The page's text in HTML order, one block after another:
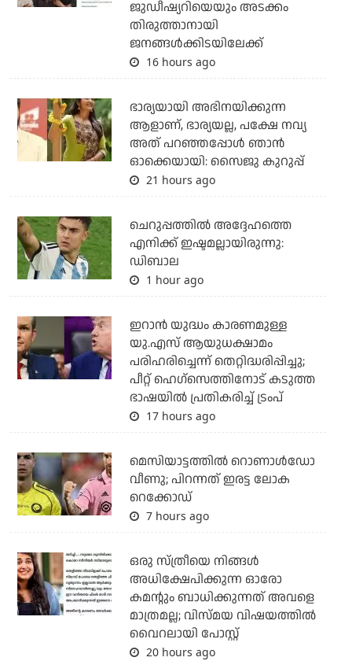
ജുഡീഷ്യറിയെയും അടക്കം
തിരുത്താനായി
ജനങ്ങള്‍ക്കിടയിലേക്ക്
16 hours ago
ഭാര്യയായി അഭിനയിക്കുന്ന
ആളാണ്, ഭാര്യയല്ല, പക്ഷേ നവ്യ
അത് പറഞ്ഞപ്പോള്‍ ഞാന്‍
ഓക്കെയായി: സൈജു കുറുപ്പ്
21 hours ago
ചെറുപ്പത്തില്‍ അദ്ദേഹത്തെ
എനിക്ക് ഇഷ്ടമല്ലായിരുന്നു:
ഡിബാല
1 hour ago
ഇറാന്‍ യുദ്ധം കാരണമുള്ള
യു.എസ് ആയുധക്ഷാമം
പരിഹരിച്ചെന്ന് തെറ്റിദ്ധരിപ്പിച്ചു;
പീറ്റ് ഹെഗ്‌സെത്തിനോട് കടുത്ത
ഭാഷയില്‍ പ്രതികരിച്ച് ട്രംപ്
17 hours ago
മെസിയാട്ടത്തില്‍ റൊണാള്‍ഡോ
വീണു; പിറന്നത് ഇരട്ട ലോക
റെക്കോഡ്
7 hours ago
ഒരു സ്ത്രീയെ നിങ്ങള്‍
അധിക്ഷേപിക്കുന്ന ഓരോ
കമന്റും ബാധിക്കുന്നത് അവളെ
മാത്രമല്ല; വിസ്മയ വിഷയത്തില്‍
വൈറലായി പോസ്റ്റ്
20 hours ago